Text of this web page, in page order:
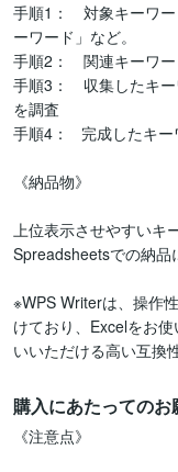
手順1：　対象キーワ
ーワード」など。
手順2：　関連キーワ
手順3：　収集したキ
を調査
手順4：   完成したキ
《納品物》
上位表示させやすいキ
Spreadsheetsでの納品
※WPS Writerは、操作
けており、Excelをお
いいただける高い互換
購入にあたってのお
《注意点》